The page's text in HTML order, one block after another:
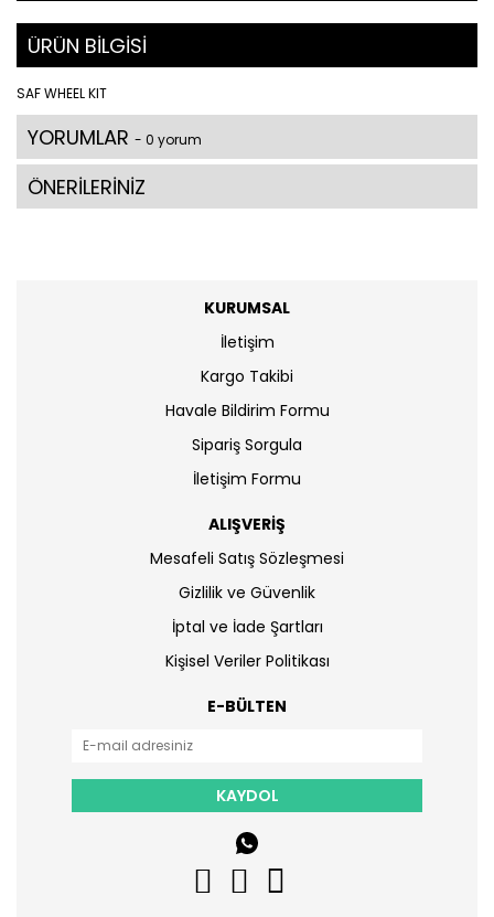
ÜRÜN BİLGİSİ
SAF WHEEL KIT
YORUMLAR - 0 yorum
ÖNERİLERİNİZ
KURUMSAL
İletişim
Kargo Takibi
Havale Bildirim Formu
Sipariş Sorgula
İletişim Formu
ALIŞVERİŞ
Mesafeli Satış Sözleşmesi
Gizlilik ve Güvenlik
İptal ve İade Şartları
Kişisel Veriler Politikası
E-BÜLTEN
KAYDOL